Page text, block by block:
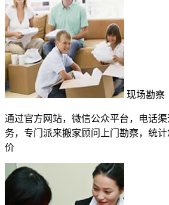
现场勘察
通过官方网站，微信公众平台，电话渠
务，专门派来搬家顾问上门勘察，统
价